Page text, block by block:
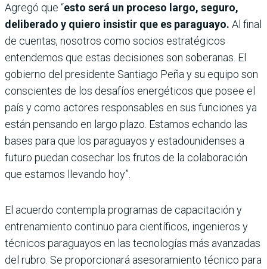
Agregó que “esto será un proceso largo, seguro,
deliberado y quiero insistir que es paraguayo. Al final
de cuentas, nosotros como socios estratégicos
entendemos que estas decisiones son soberanas. El
gobierno del presidente Santiago Peña y su equipo son
conscientes de los desafíos energéticos que posee el
país y como actores responsables en sus funciones ya
están pensando en largo plazo. Estamos echando las
bases para que los paraguayos y estadounidenses a
futuro puedan cosechar los frutos de la colaboración
que estamos llevando hoy”.
El acuerdo contempla programas de capacitación y
entrenamiento continuo para científicos, ingenieros y
técnicos paraguayos en las tecnologías más avanzadas
del rubro. Se proporcionará asesoramiento técnico para